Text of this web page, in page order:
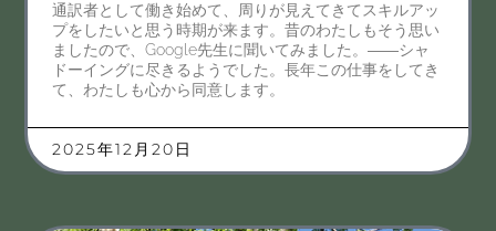
通訳者として働き始めて、周りが見えてきてスキルアッ
プをしたいと思う時期が来ます。昔のわたしもそう思い
ましたので、Google先生に聞いてみました。――シャ
ドーイングに尽きるようでした。長年この仕事をしてき
て、わたしも心から同意します。
2025年12月20日